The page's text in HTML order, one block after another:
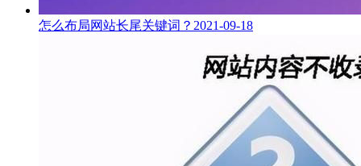
怎么布局网站长尾关键词？ 2021-09-18